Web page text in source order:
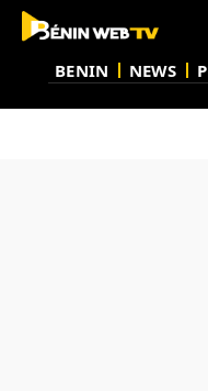
BENIN NEWS